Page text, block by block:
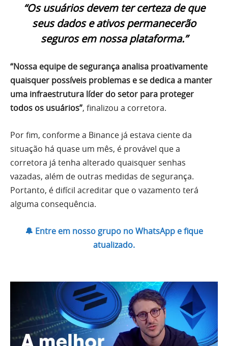
“Os usuários devem ter certeza de que
seus dados e ativos permanecerão
seguros em nossa plataforma.”
“Nossa equipe de segurança analisa proativamente
quaisquer possíveis problemas e se dedica a manter
uma infraestrutura líder do setor para proteger
todos os usuários”, finalizou a corretora.
Por fim, conforme a Binance já estava ciente da
situação há quase um mês, é provável que a
corretora já tenha alterado quaisquer senhas
vazadas, além de outras medidas de segurança.
Portanto, é difícil acreditar que o vazamento terá
alguma consequência.
🔔 Entre em nosso grupo no WhatsApp e fique
atualizado.